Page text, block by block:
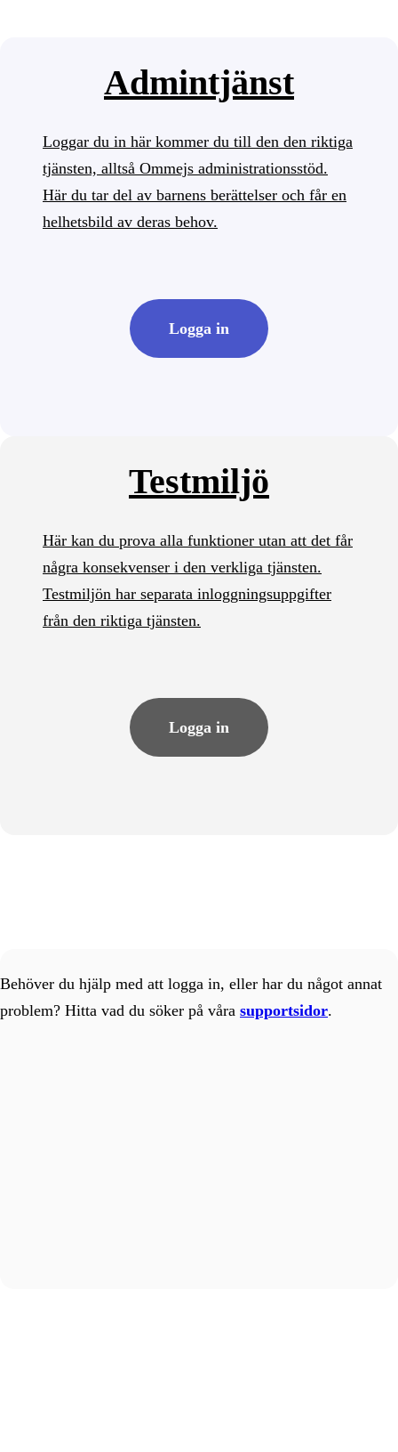
Admintjänst
Loggar du in här kommer du till den den riktiga
tjänsten, alltså Ommejs administrationsstöd.
Här du tar del av barnens berättelser och får en
helhetsbild av deras behov.
Logga in
Testmiljö
Här kan du prova alla funktioner utan att det får
några konsekvenser i den verkliga tjänsten.
Testmiljön har separata inloggningsuppgifter
från den riktiga tjänsten.
Logga in
Behöver du hjälp med att logga in, eller har du något annat
problem? Hitta vad du söker på våra supportsidor.